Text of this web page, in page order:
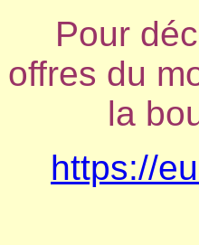
Pour
offres du
la
https://